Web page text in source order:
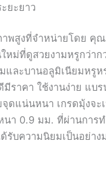
ยะยาว
พสูงที่จำหน่ายโดย คุ
หม่ที่ดูสวยงามหรูกว่าก
และบานอลูมิเนียมหรูห
ราคา ใช้งานง่าย แบร
ดแน่นหนา เกรดมุ้งจะ
นา 0.9 มม. ที่ผ่านการ
รับความนิยมเป็นอย่าง